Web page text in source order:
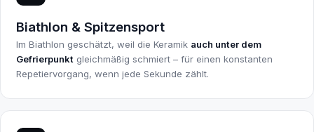
Biathlon & Spitzensport
Im Biathlon geschätzt, weil die Keramik auch unter dem
Gefrierpunkt gleichmäßig schmiert – für einen konstanten
Repetiervorgang, wenn jede Sekunde zählt.